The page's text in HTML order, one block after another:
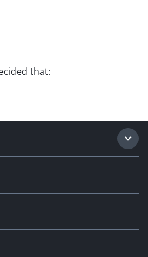
that: